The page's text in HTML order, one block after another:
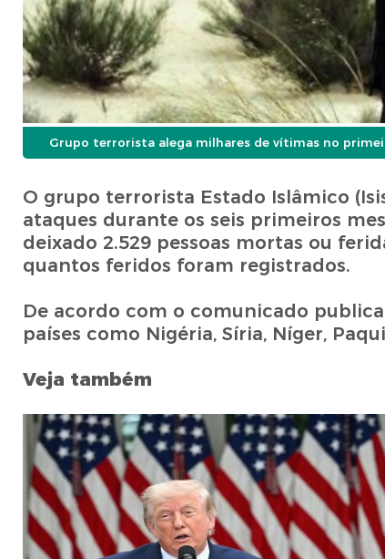
Grupo terrorista alega milhares de vítimas no
O grupo terrorista Estado Islâmico
ataques durante os seis primeiros
deixado 2.529 pessoas mortas ou
quantos feridos foram registrados.
De acordo com o comunicado
países como Nigéria, Síria, Níger,
Veja também